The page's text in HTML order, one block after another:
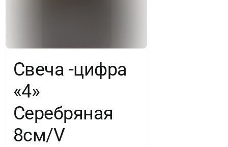
Свеча -цифра
«4»
Серебряная
8см/V